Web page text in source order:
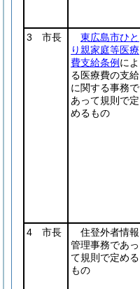
3 市長
東広島市ひと
り親家庭等医療
費支給条例 によ
る医療費の支給
に関する事務で
あって規則で定
めるもの
4 市長
住登外者情報
管理事務であっ
て規則で定める
もの